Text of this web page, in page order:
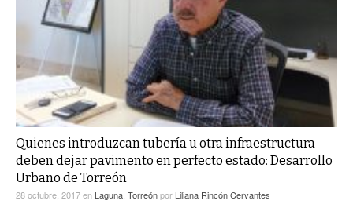
Quienes introduzcan tubería u otra infraestructura
deben dejar pavimento en perfecto estado: Desarrollo
Urbano de Torreón
28 octubre, 2017en Laguna Torreónpor Liliana Rincón Cervantes